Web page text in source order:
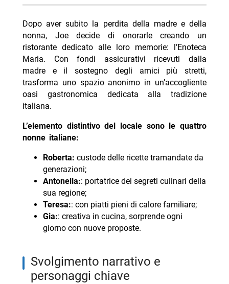
Dopo aver subito la perdita della madre e della
nonna, Joe decide di onorarle creando un
ristorante dedicato alle loro memorie: l’Enoteca
Maria. Con fondi assicurativi ricevuti dalla
madre e il sostegno degli amici più stretti,
trasforma uno spazio anonimo in un’accogliente
oasi gastronomica dedicata alla tradizione
italiana.
L’elemento distintivo del locale sono le quattro
nonne italiane:
Roberta: custode delle ricette tramandate da
generazioni;
Antonella:: portatrice dei segreti culinari della
sua regione;
Teresa:: con piatti pieni di calore familiare;
Gia:: creativa in cucina, sorprende ogni
giorno con nuove proposte.
svolgimento narrativo e
personaggi chiave